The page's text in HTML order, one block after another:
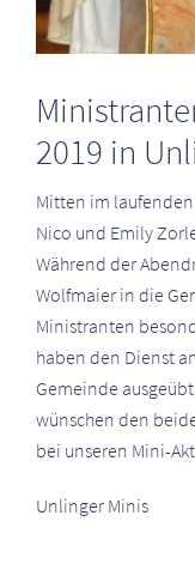
2019 in
Mitten im
Nico und Emily
Während der
Wolfmaier in die
Ministranten
haben den Dienst
Gemeinde
wünschen den
bei unseren Mini-
Unlinger Minis